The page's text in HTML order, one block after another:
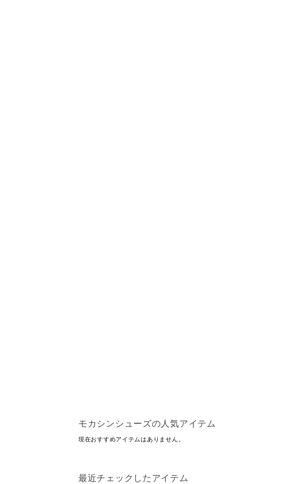
モカシンシューズの人気アイテム
現在おすすめアイテムはありません。
最近チェックしたアイテム